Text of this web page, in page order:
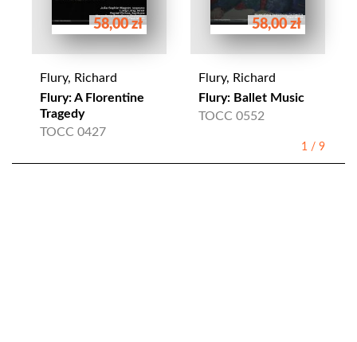
58,00 zł
Flury, Richard
Flury: A Florentine
Tragedy
TOCC 0427
58,00 zł
Flury, Richard
Flury: Ballet Music
TOCC 0552
1 / 9